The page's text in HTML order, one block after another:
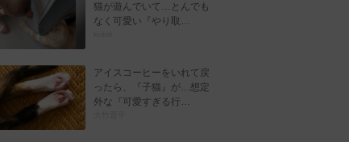
猫が遊んでいて…とんでも
なく可愛い『やり取…
アイスコーヒーをいれて戻
ったら、『子猫』が…想定
外な『可愛すぎる行…